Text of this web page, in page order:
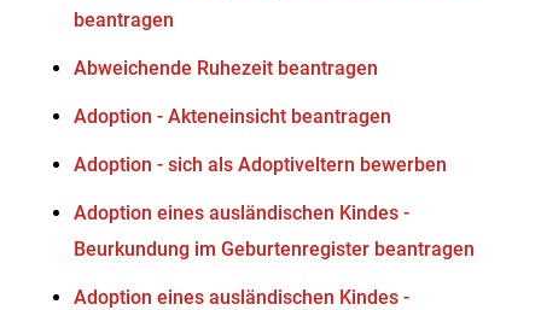
beantragen
Abweichende Ruhezeit beantragen
Adoption - Akteneinsicht beantragen
Adoption - sich als Adoptiveltern bewerben
Adoption eines ausländischen Kindes -
Beurkundung im Geburtenregister beantragen
Adoption eines ausländischen Kindes -